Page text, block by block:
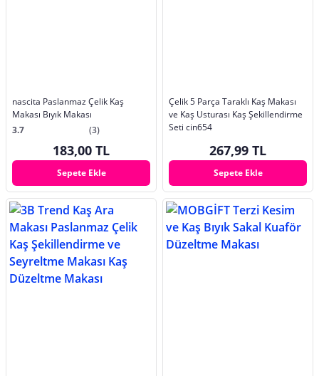
nascita Paslanmaz Çelik Kaş
Makası Bıyık Makası
3.7
(3)
183,00 TL
Sepete Ekle
Çelik 5 Parça Taraklı Kaş Makası
ve Kaş Usturası Kaş Şekillendirme
Seti cin654
267,99 TL
Sepete Ekle